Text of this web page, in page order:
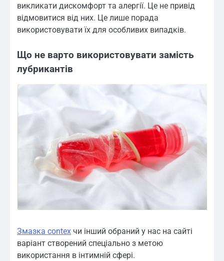
викликати дискомфорт та алергії. Це не привід
відмовитися від них. Це лише порада
використовувати їх для особливих випадків.
Що не варто використовувати замість
лубрикантів
Змазка contex чи інший обраний у нас на сайті
варіант створений спеціально з метою
використання в інтимній сфері.